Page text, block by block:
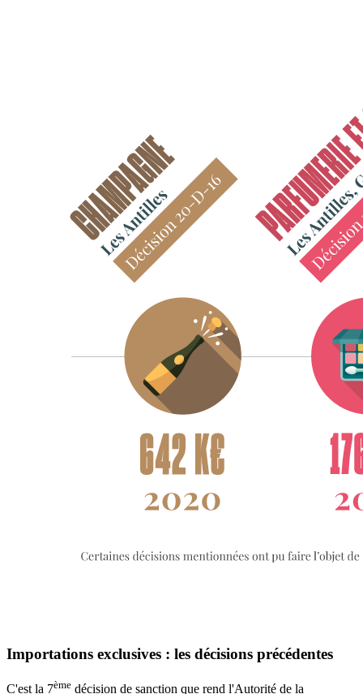
Importations exclusives : les décisions précédentes
C'est la 7ème décision de sanction que rend l'Autorité de la